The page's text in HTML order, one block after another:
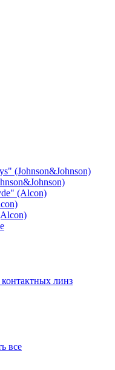
(Johnson&Johnson)
(Alcon)
линз
все